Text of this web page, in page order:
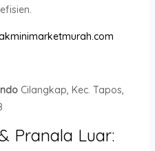
Cilangkap, Kec. Tapos,
Pranala Luar: